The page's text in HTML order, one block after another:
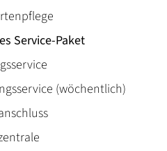
Service-Paket
(wöchentlich)